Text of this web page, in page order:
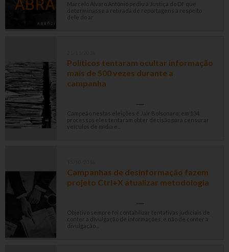
Marcelo Álvaro Antônio pediu à Justiça do DF que
determinasse a retirada de reportagens a respeito
dele do ar
Políticos tentaram ocultar informação
mais de 500 vezes durante a
campanha
Campeão nestas eleições é Jair Bolsonaro; em 134
processos eles tentaram obter decisão para censurar
veículos de mídia e...
Campanhas de desinformação fazem
projeto Ctrl+X atualizar metodologia
Objetivo sempre foi contabilizar tentativas judiciais de
conter a divulgação de informações, e não de conter a
divulgação...